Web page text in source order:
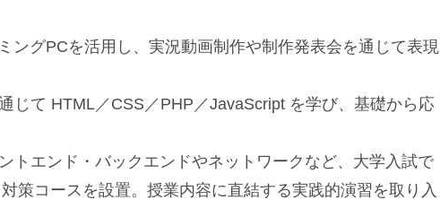
ングPCを活用し、実況動画制作や制作発表会を通じて表現
じて HTML／CSS／PHP／JavaScript を学び、基礎から応
トエンド・バックエンドやネットワークなど、大学入試で
策コースを設置。授業内容に直結する実践的演習を取り入